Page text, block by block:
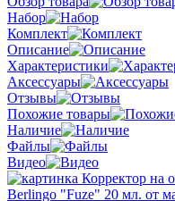
Набор
Комплект
Описание
Характеристики
Аксессуары
Отзывы
Похожие товары
Наличие
Файлы
Видео